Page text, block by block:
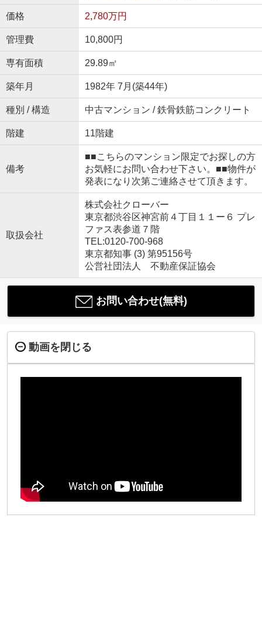
価格 2,780万円
管理費 10,800円
専有面積 29.89㎡
築年月 1982年 7月(築44年)
種別 / 構造 中古マンション / 鉄骨鉄筋コンクリート
階建 11階建
備考
■■こちらのマンション限定でお探しの方
お気軽にお問い合わせ下さい。■■物件が
発表になり次第ご連絡させて頂きます。
取扱会社
株式会社クローバー
東京都渋谷区神宮前４丁目１１ー６ プレ
ファス表参道７階
TEL:0120-700-968
東京都知事 (3) 第95156号
公営社団法人 不動産保証協会
お問い合わせ(無料)
動画を閉じる